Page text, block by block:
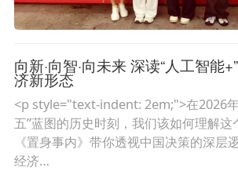
向新·向智·向未来 深读“人工智能
济新形态
<p style="text-indent: 2em;">在2026
五”蓝图的历史时刻，我们该如何理解这
《置身事内》带你透视中国决策的深层
经济…